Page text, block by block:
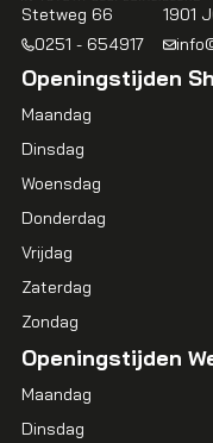
Stetweg 66
1901
0251 - 654917
Openingstijden
Maandag
Dinsdag
Woensdag
Donderdag
Vrijdag
Zaterdag
Zondag
Openingstijden
Maandag
Dinsdag